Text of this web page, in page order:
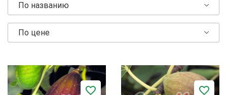
По названию
По цене